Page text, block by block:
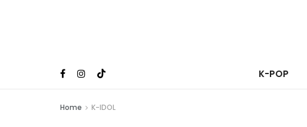
K-POP
Home K-IDOL